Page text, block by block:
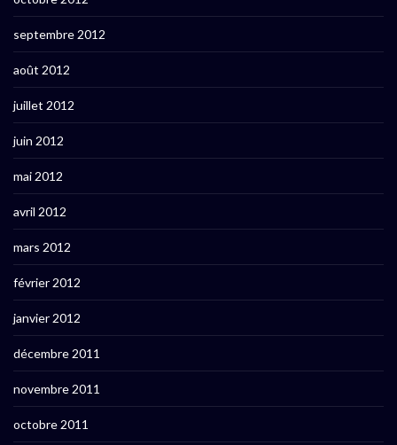
septembre 2012
août 2012
juillet 2012
juin 2012
mai 2012
avril 2012
mars 2012
février 2012
janvier 2012
décembre 2011
novembre 2011
octobre 2011